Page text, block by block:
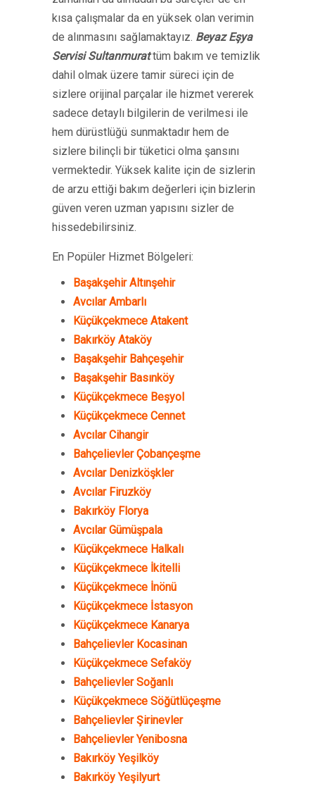
kısa çalışmalar da en yüksek olan verimin
de alınmasını sağlamaktayız. Beyaz Eşya
Servisi Sultanmurattüm bakım ve temizlik
dahil olmak üzere tamir süreci için de
sizlere orijinal parçalar ile hizmet vererek
sadece detaylı bilgilerin de verilmesi ile
hem dürüstlüğü sunmaktadır hem de
sizlere bilinçli bir tüketici olma şansını
vermektedir. Yüksek kalite için de sizlerin
de arzu ettiği bakım değerleri için bizlerin
güven veren uzman yapısını sizler de
hissedebilirsiniz.
En Popüler Hizmet Bölgeleri:
Başakşehir Altınşehir
Avcılar Ambarlı
Küçükçekmece Atakent
Bakırköy Ataköy
Başakşehir Bahçeşehir
Başakşehir Basınköy
Küçükçekmece Beşyol
Küçükçekmece Cennet
Avcılar Cihangir
Bahçelievler Çobançeşme
Avcılar Denizköşkler
Avcılar Firuzköy
Bakırköy Florya
Avcılar Gümüşpala
Küçükçekmece Halkalı
Küçükçekmece İkitelli
Küçükçekmece İnönü
Küçükçekmece İstasyon
Küçükçekmece Kanarya
Bahçelievler Kocasinan
Küçükçekmece Sefaköy
Bahçelievler Soğanlı
Küçükçekmece Söğütlüçeşme
Bahçelievler Şirinevler
Bahçelievler Yenibosna
Bakırköy Yeşilköy
Bakırköy Yeşilyurt